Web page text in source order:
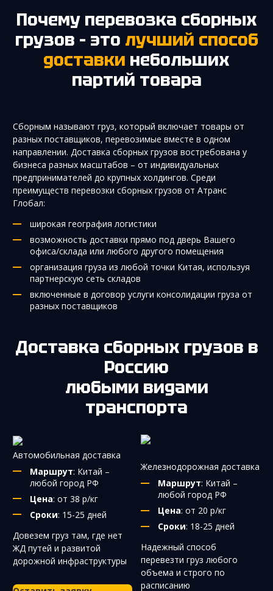
Почему перевозка сборных
грузов – это лучший способ
доставки небольших
партий товара
Сборным называют груз, который включает товары от
разных поставщиков, перевозимые вместе в одном
направлении. Доставка сборных грузов востребована у
бизнеса разных масштабов – от индивидуальных
предпринимателей до крупных холдингов. Среди
преимуществ перевозки сборных грузов от Атранс
Глобал:
широкая география логистики
возможность доставки прямо под дверь Вашего
офиса/склада или любого другого помещения
организация груза из любой точки Китая, используя
партнерскую сеть складов
включенные в договор услуги консолидации груза от
разных поставщиков
Доставка сборных грузов в
Россию
любыми видами
транспорта
Автомобильная доставка
Маршрут: Китай –
любой город РФ
Цена: от 38 р/кг
Сроки: 15-25 дней
Довезем груз там, где нет
ЖД путей и развитой
дорожной инфраструктуры
Железнодорожная доставка
Маршрут: Китай –
любой город РФ
Цена: от 20 р/кг
Сроки: 18-25 дней
Надежный способ
перевезти груз любого
объема и строго по
расписанию